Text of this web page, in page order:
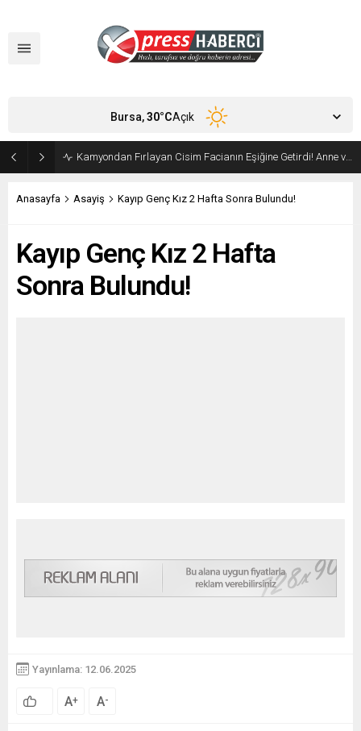
Kamyondan Fırlayan Cisim Facianın Eşiğine Getirdi! Anne ve Bebeği Son Anda Kurtuldu
Bursa,30°CAçık
Anasayfa Asayiş Kayıp Genç Kız 2 Hafta Sonra Bulundu!
Kayıp Genç Kız 2 Hafta
Sonra Bulundu!
Yayınlama: 12.06.2025
A+ A-